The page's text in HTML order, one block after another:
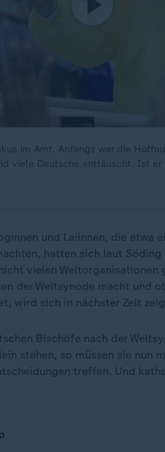
im Amt. Anfangs war die
viele Deutsche enttäuscht. Ist
und Laiinnen, die etwa
hatten sich laut Söding
vielen Weltorganisationen
der Weltsynode macht und
wird sich in nächster Zeit
Bischöfe nach der
stehen, so müssen sie nun
treffen. Und